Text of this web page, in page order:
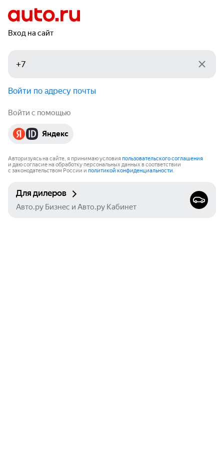
Вход на сайт
Войти по адресу почты
Войти с помощью
Яндекс
Авторизуясь на сайте, я принимаю условия пользовательского соглашения
и даю согласие на обработку персональных данных в соответствии
с законодательством России и политикой конфиденциальности.
Для дилеров
Авто.ру Бизнес и Авто.ру Кабинет